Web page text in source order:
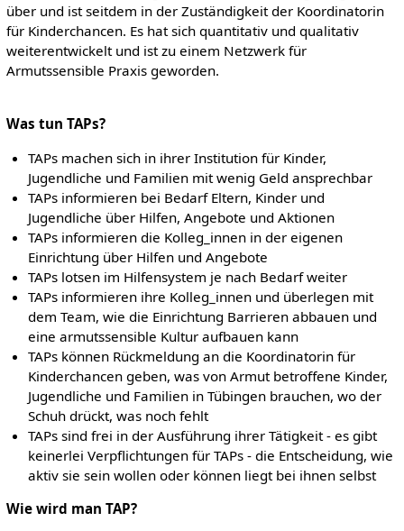
über und ist seitdem in der Zuständigkeit der Koordinatorin
für Kinderchancen. Es hat sich quantitativ und qualitativ
weiterentwickelt und ist zu einem Netzwerk für
Armutssensible Praxis geworden.
Was tun TAPs?
TAPs machen sich in ihrer Institution für Kinder,
Jugendliche und Familien mit wenig Geld ansprechbar
TAPs informieren bei Bedarf Eltern, Kinder und
Jugendliche über Hilfen, Angebote und Aktionen
TAPs informieren die Kolleg_innen in der eigenen
Einrichtung über Hilfen und Angebote
TAPs lotsen im Hilfensystem je nach Bedarf weiter
TAPs informieren ihre Kolleg_innen und überlegen mit
dem Team, wie die Einrichtung Barrieren abbauen und
eine armutssensible Kultur aufbauen kann
TAPs können Rückmeldung an die Koordinatorin für
Kinderchancen geben, was von Armut betroffene Kinder,
Jugendliche und Familien in Tübingen brauchen, wo der
Schuh drückt, was noch fehlt
TAPs sind frei in der Ausführung ihrer Tätigkeit - es gibt
keinerlei Verpflichtungen für TAPs - die Entscheidung, wie
aktiv sie sein wollen oder können liegt bei ihnen selbst
Wie wird man TAP?